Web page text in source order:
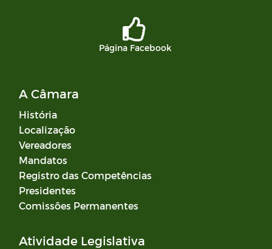
Página Facebook
A Câmara
História
Localização
Vereadores
Mandatos
Registro das Competências
Presidentes
Comissões Permanentes
Atividade Legislativa